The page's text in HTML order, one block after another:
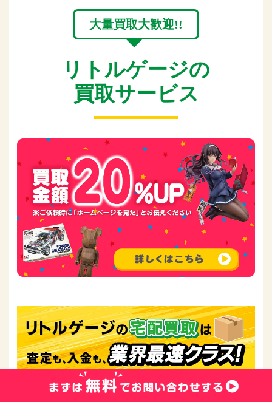
大量買取大歓迎!!
リトルゲージの
買取サービス